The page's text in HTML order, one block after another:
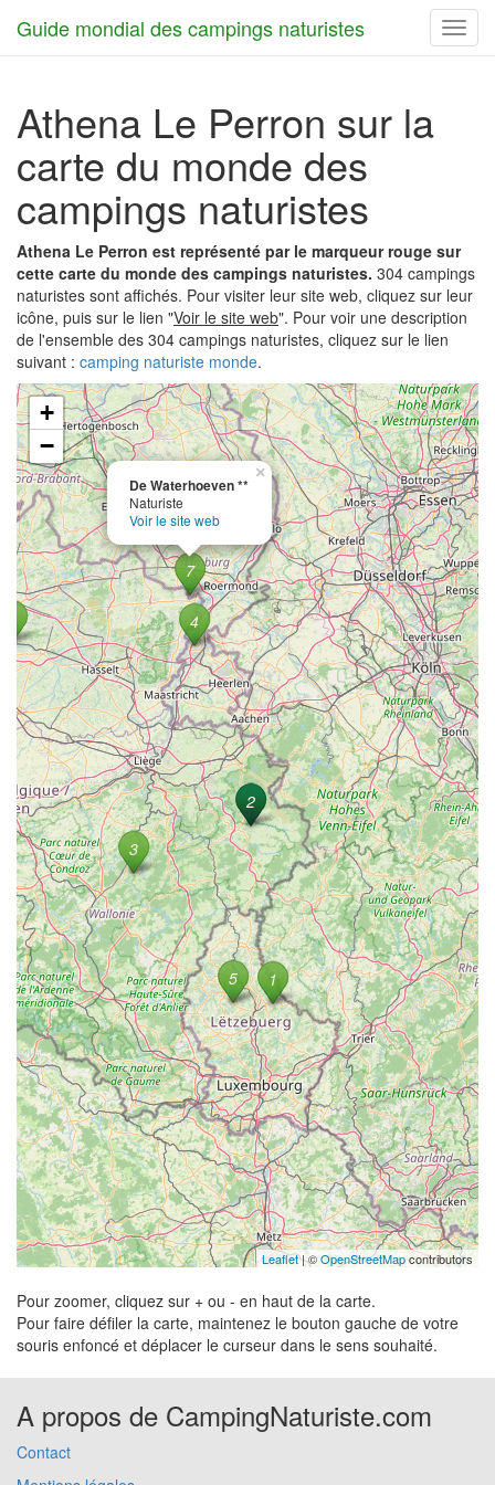
Guide mondial des campings naturistes
Athena Le Perron sur la
carte du monde des
campings naturistes
Athena Le Perron est représenté par le marqueur rouge sur
cette carte du monde des campings naturistes. 304 campings
naturistes sont affichés. Pour visiter leur site web, cliquez sur leur
icône, puis sur le lien "Voir le site web". Pour voir une description
de l'ensemble des 304 campings naturistes, cliquez sur le lien
suivant : camping naturiste monde.
De Waterhoeven **
Naturiste
Voir le site web
×
+
−
Leaflet| ©OpenStreetMapcontributors
Pour zoomer, cliquez sur + ou - en haut de la carte.
Pour faire défiler la carte, maintenez le bouton gauche de votre
souris enfoncé et déplacer le curseur dans le sens souhaité.
A propos de CampingNaturiste.com
Contact